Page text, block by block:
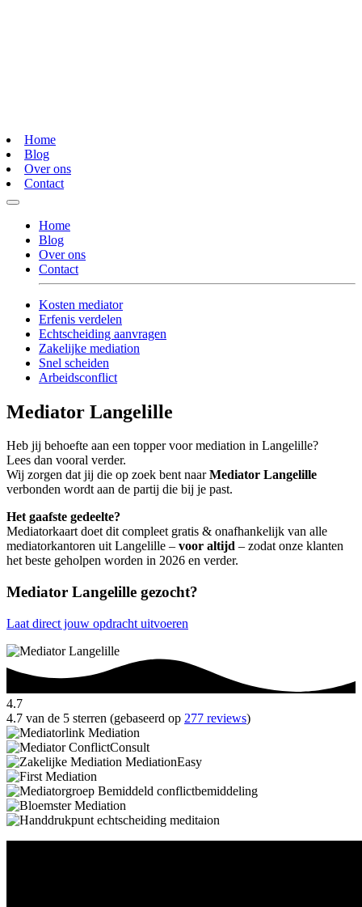
Home
Blog
Over ons
Contact
Home
Blog
Over ons
Contact
Kosten mediator
Erfenis verdelen
Echtscheiding aanvragen
Zakelijke mediation
Snel scheiden
Arbeidsconflict
Mediator Langelille
Heb jij behoefte aan een topper voor mediation in Langelille?
Lees dan vooral verder.
Wij zorgen dat jij die op zoek bent naarMediator Langelille
verbonden wordt aan de partij die bij je past.
Het gaafste gedeelte?
Mediatorkaart doet dit compleet gratis & onafhankelijk van alle
mediatorkantoren uit Langelille – voor altijd – zodat onze klanten
het beste geholpen worden in 2026 en verder.
Mediator Langelille gezocht?
Laat direct jouw opdracht uitvoeren
4.7
4.7 van de 5 sterren (gebaseerd op 277 reviews)